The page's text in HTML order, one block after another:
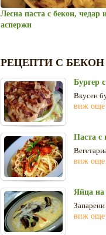
Лесна паста с бекон, чедар
аспержи
РЕЦЕПТИ С БЕКОН
Бургер
Вкусен
виж още
Паста с
виж още
Яйца на
виж още